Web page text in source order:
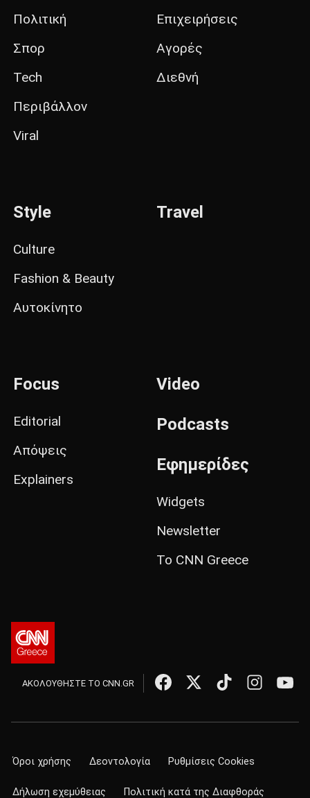
Πολιτική
Σπορ
Tech
Περιβάλλον
Viral
Επιχειρήσεις
Αγορές
Διεθνή
Style
Culture
Fashion & Beauty
Αυτοκίνητο
Travel
Focus
Editorial
Απόψεις
Explainers
Video
Podcasts
Εφημερίδες
Widgets
Newsletter
Το CNN Greece
ΑΚΟΛΟΥΘΗΣΤΕ ΤΟ CNN.GR
Όροι χρήσης Δεοντολογία Ρυθμίσεις Cookies
Δήλωση εχεμύθειας Πολιτική κατά της Διαφθοράς